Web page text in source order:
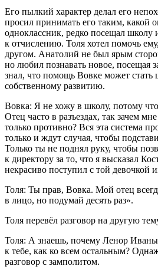
Его пылкий характер делал его
просил принимать его таким, какой
одноклассник, редко посещал
к отчислению. Толя хотел помочь
другом. Анатолий не был ярым
но любил познавать новое, посещая
знал, что помощь Вовке может стать
собственному развитию.
Вовка: Я не хожу в школу, потому
Отец часто в разъездах, так зачем
только противно? Вся эта система
только и ждут случая, чтобы
Только ты не поднял руку, чтобы
к директору за то, что я высказал
некрасиво поступил с той девочкой
Толя: Ты прав, Вовка. Мой отец
в лицо, но подумай десять раз».
Толя перевёл разговор на другую
Толя: А знаешь, почему Ленор
к тебе, как ко всем остальным?
разговор с замполитом.